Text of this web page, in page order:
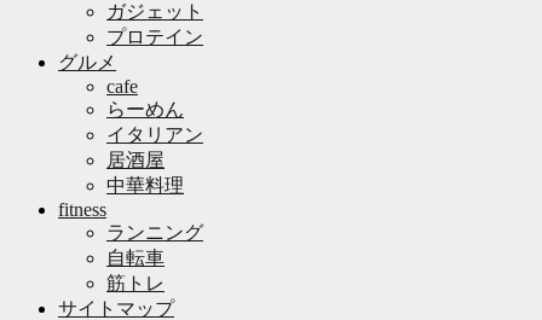
ガジェット
プロテイン
グルメ
cafe
らーめん
イタリアン
居酒屋
中華料理
fitness
ランニング
自転車
筋トレ
サイトマップ